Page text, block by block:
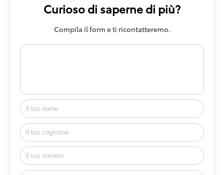
Curioso di saperne di più?
Compila il form e ti ricontatteremo.